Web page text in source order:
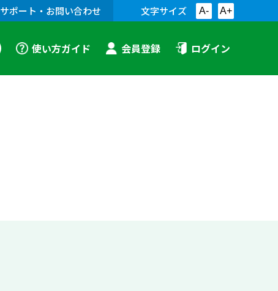
サポート・お問い合わせ 文字サイズ A- A+
使い方ガイド 会員登録 ログイン